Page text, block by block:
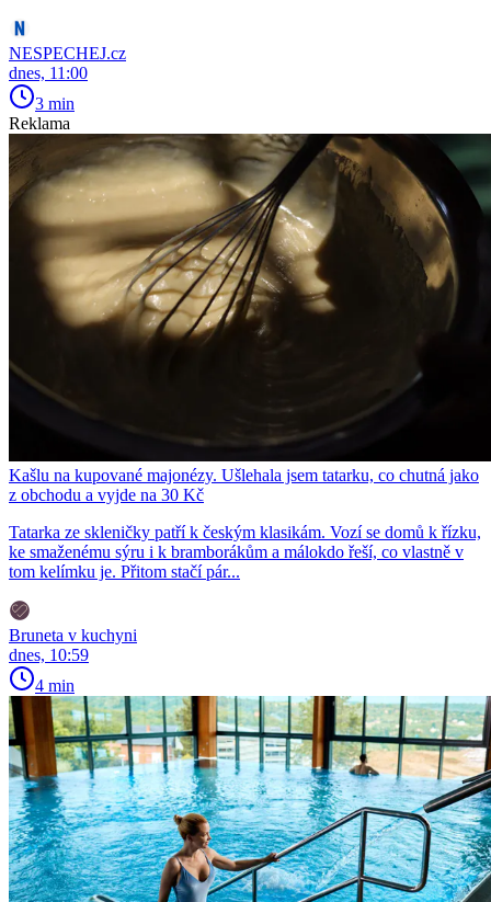
NESPECHEJ.cz
dnes, 11:00
3 min
Reklama
Kašlu na kupované majonézy. Ušlehala jsem tatarku, co chutná jako
z obchodu a vyjde na 30 Kč
Tatarka ze skleničky patří k českým klasikám. Vozí se domů k řízku,
ke smaženému sýru i k bramborákům a málokdo řeší, co vlastně v
tom kelímku je. Přitom stačí pár...
Bruneta v kuchyni
dnes, 10:59
4 min